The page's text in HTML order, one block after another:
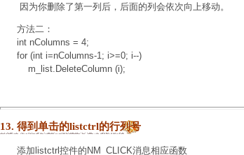
因为你删除了第一列后，后面的列会依次向上移动。
方法二：
int nColumns = 4;
for (int i=nColumns-1; i>=0; i--)
m_list.DeleteColumn (i);
13. 得到单击的listctrl的行列号
添加listctrl控件的NM_CLICK消息相应函数